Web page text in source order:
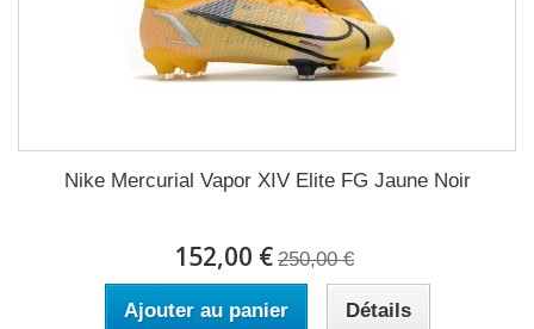
Nike Mercurial Vapor XIV Elite FG Jaune Noir
152,00 € 250,00 €
Ajouter au panier Détails